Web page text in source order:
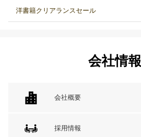
洋書籍クリアランスセール
会社情報
会社概要
採用情報